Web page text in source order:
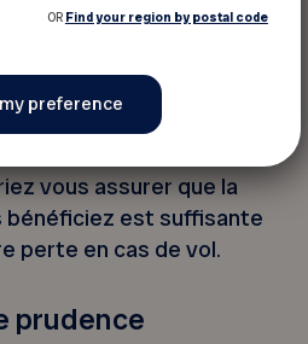
Vous devriez
couvre peut-être le
concurrence d’un
possédez un vélo haut
vous assurer que la
est suffisante
perte en cas de vol.
prudence
OR Find your region by postal code